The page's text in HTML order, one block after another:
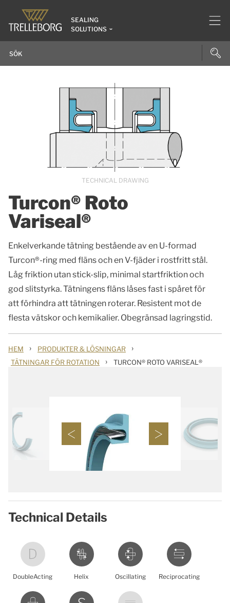
SEALING
SOLUTIONS
Turcon® Roto
Variseal®
Enkelverkande tätning bestående av en U-formad
Turcon®-ring med fläns och en V-fjäder i rostfritt stål.
Låg friktion utan stick-slip, minimal startfriktion och
god slitstyrka. Tätningens fläns låses fast i spåret för
att förhindra att tätningen roterar. Resistent mot de
flesta vätskor och kemikalier. Obegränsad lagringstid.
TECHNICAL DRAWING
HEM › PRODUKTER & LÖSNINGAR ›
TÄTNINGAR FÖR ROTATION › TURCON® ROTO VARISEAL®
Technical Details
DoubleActing Helix Oscillating Reciprocating